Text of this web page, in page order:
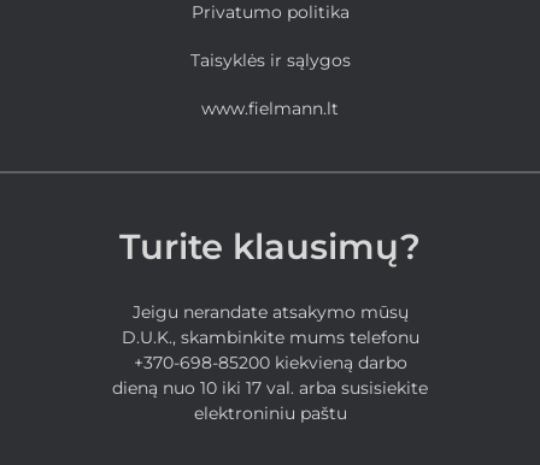
Privatumo politika
Taisyklės ir sąlygos
www.fielmann.lt
Turite klausimų?
Jeigu nerandate atsakymo mūsų
D.U.K., skambinkite mums telefonu
+370-698-85200 kiekvieną darbo
dieną nuo 10 iki 17 val. arba susisiekite
elektroniniu paštu